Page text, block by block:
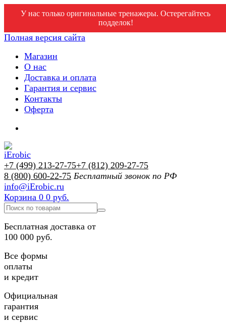
У нас только оригинальные тренажеры. Остерегайтесь
подделок!
Полная версия сайта
Магазин
О нас
Доставка и оплата
Гарантия и сервис
Контакты
Оферта
+7 (499) 213-27-75+7 (812) 209-27-75
8 (800) 600-22-75 Бесплатный звонок по РФ
info@iErobic.ru
Корзина 0 0 руб.
Бесплатная доставка от
100 000 руб.
Все формы
оплаты
и кредит
Официальная
гарантия
и сервис